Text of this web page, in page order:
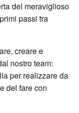
del meraviglioso
passi tra
creare e
nostro team:
per realizzare da
del fare con